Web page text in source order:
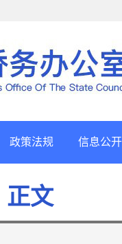
政策法规 信息公开
正文